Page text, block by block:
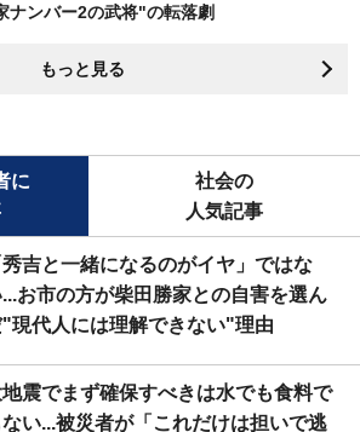
ナンバー2の武将"の転落劇
もっと見る
に
社会の
人気記事
秀吉と一緒になるのがイヤ」ではな
...お市の方が柴田勝家との自害を選ん
"現代人には理解できない"理由
地震でまず確保すべきは水でも食料で
ない...被災者が「これだけは担いで逃